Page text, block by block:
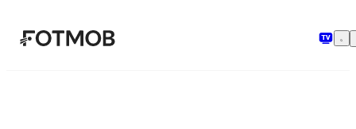
ข้ามไปยังเนื้อหาหลัก